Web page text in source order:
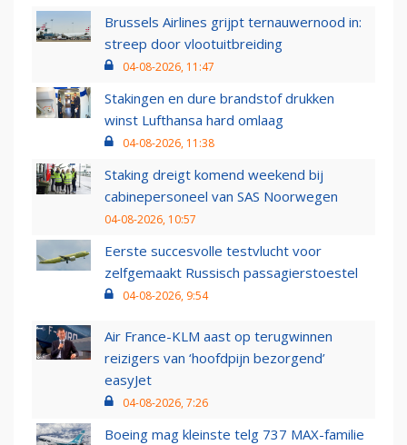
Brussels Airlines grijpt ternauwernood in:
streep door vlootuitbreiding
04-08-2026, 11:47
Stakingen en dure brandstof drukken
winst Lufthansa hard omlaag
04-08-2026, 11:38
Staking dreigt komend weekend bij
cabinepersoneel van SAS Noorwegen
04-08-2026, 10:57
Eerste succesvolle testvlucht voor
zelfgemaakt Russisch passagierstoestel
04-08-2026, 9:54
Air France-KLM aast op terugwinnen
reizigers van ‘hoofdpijn bezorgend’
easyJet
04-08-2026, 7:26
Boeing mag kleinste telg 737 MAX-familie